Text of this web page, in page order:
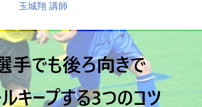
玉城翔 講師